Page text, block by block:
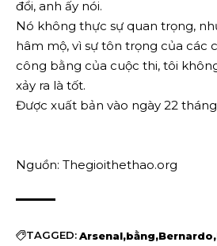
đổi, anh ấy nói.
Nó không thực sự quan trọng,
hâm mộ, vì sự tôn trọng của các
công bằng của cuộc thi, tôi
xảy ra là tốt.
Được xuất bản vào ngày 22
Nguồn: Thegioithethao.org
TAGGED:Arsenal bằng Bernardo